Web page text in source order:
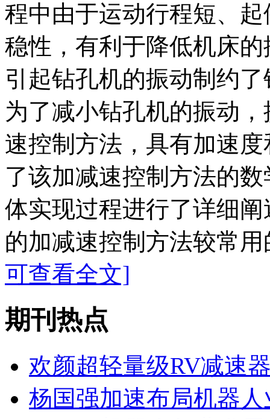
程中由于运动行程短、
稳性，有利于降低机床
引起钻孔机的振动制约
为了减小钻孔机的振动
速控制方法，具有加速
了该加减速控制方法的
体实现过程进行了详细
的加减速控制方法较常
可查看全文]
期刊热点
欢颜超轻量级RV减速
杨国强加速布局机器人